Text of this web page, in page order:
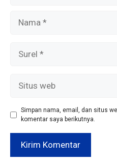
Simpan nama, email, dan situs
komentar saya berikutnya.